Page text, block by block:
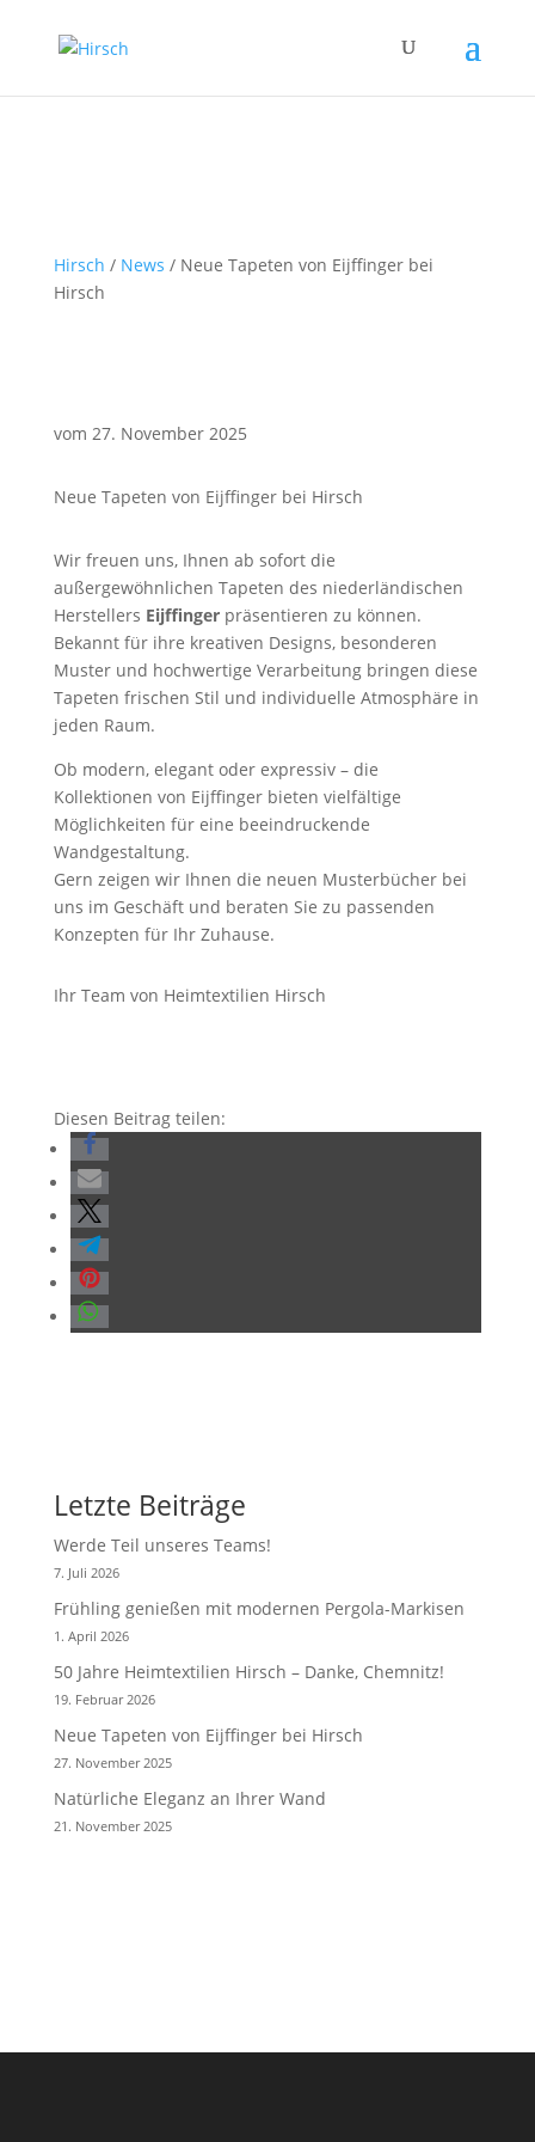
Hirsch / News / Neue Tapeten von Eijffinger bei
Hirsch
vom 27. November 2025
Neue Tapeten von Eijffinger bei Hirsch
Wir freuen uns, Ihnen ab sofort die
außergewöhnlichen Tapeten des niederländischen
Herstellers Eijffingerpräsentieren zu können.
Bekannt für ihre kreativen Designs, besonderen
Muster und hochwertige Verarbeitung bringen diese
Tapeten frischen Stil und individuelle Atmosphäre in
jeden Raum.
Ob modern, elegant oder expressiv – die
Kollektionen von Eijffinger bieten vielfältige
Möglichkeiten für eine beeindruckende
Wandgestaltung.
Gern zeigen wir Ihnen die neuen Musterbücher bei
uns im Geschäft und beraten Sie zu passenden
Konzepten für Ihr Zuhause.
Ihr Team von Heimtextilien Hirsch
Diesen Beitrag teilen:
Letzte Beiträge
Werde Teil unseres Teams!
7. Juli 2026
Frühling genießen mit modernen Pergola-Markisen
1. April 2026
50 Jahre Heimtextilien Hirsch – Danke, Chemnitz!
19. Februar 2026
Neue Tapeten von Eijffinger bei Hirsch
27. November 2025
Natürliche Eleganz an Ihrer Wand
21. November 2025